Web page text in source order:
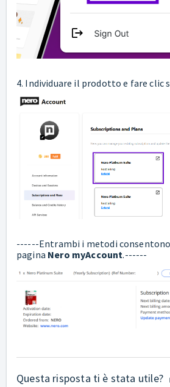
4. Individuare il prodotto e fare clic
------Entrambi i metodi consentono
pagina Nero myAccount.------
Questa risposta ti è stata utile?